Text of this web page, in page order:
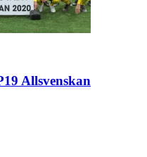
Allsvenskan